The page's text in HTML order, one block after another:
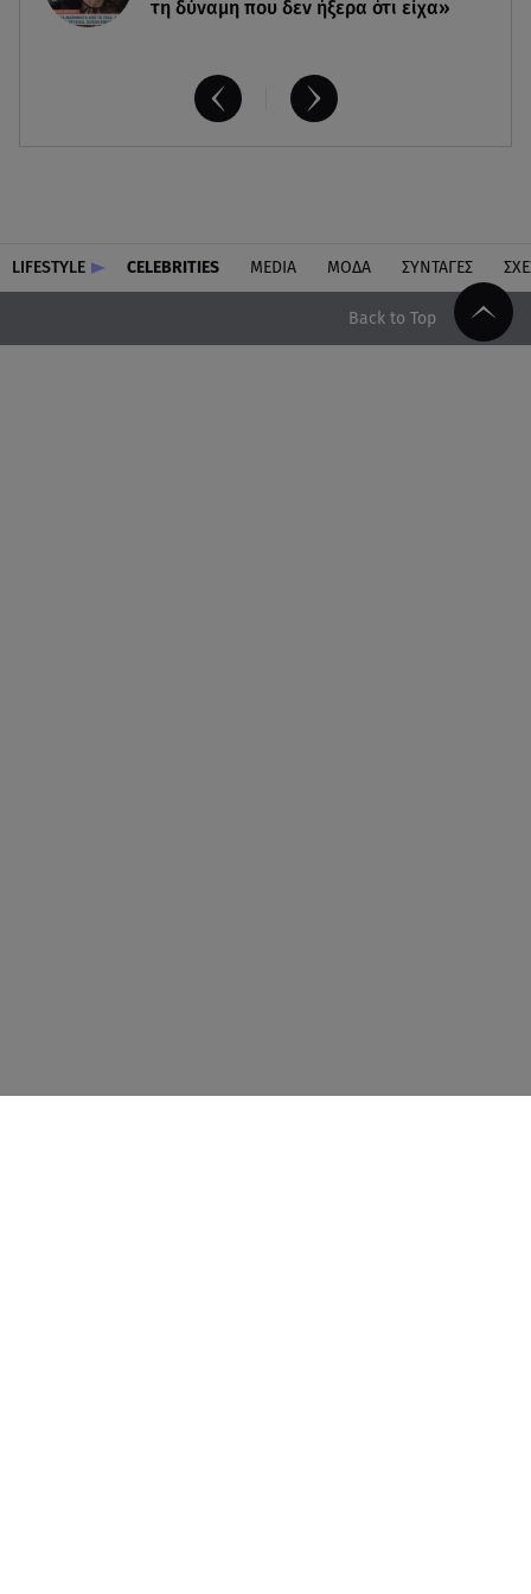
τη δύναμη που δεν ήξερα ότι είχα»
LIFESTYLE CELEBRITIES MEDIA ΜΟΔΑ ΣΥΝΤΑΓΕΣ
Back to Top